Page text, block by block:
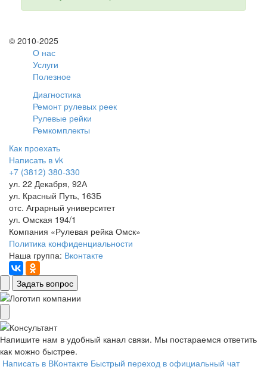
© 2010-2025
О нас
Услуги
Полезное
Диагностика
Ремонт рулевых реек
Рулевые рейки
Ремкомплекты
Как проехать
Написать в vk
+7 (3812) 380-330
ул. 22 Декабря, 92А
ул. Красный Путь, 163Б
отс. Аграрный университет
ул. Омская 194/1
Компания «Рулевая рейка Омск»
Политика конфиденциальности
Наша группа: Вконтакте
Задать вопрос
Напишите нам в удобный канал связи. Мы постараемся ответить
как можно быстрее.
Написать в ВКонтакте Быстрый переход в официальный чат